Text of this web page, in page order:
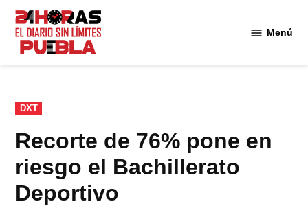
Saltar
contenido
Menú
PUBLICADO
EN
DXT
Recorte de 76% pone en
riesgo el Bachillerato
Deportivo